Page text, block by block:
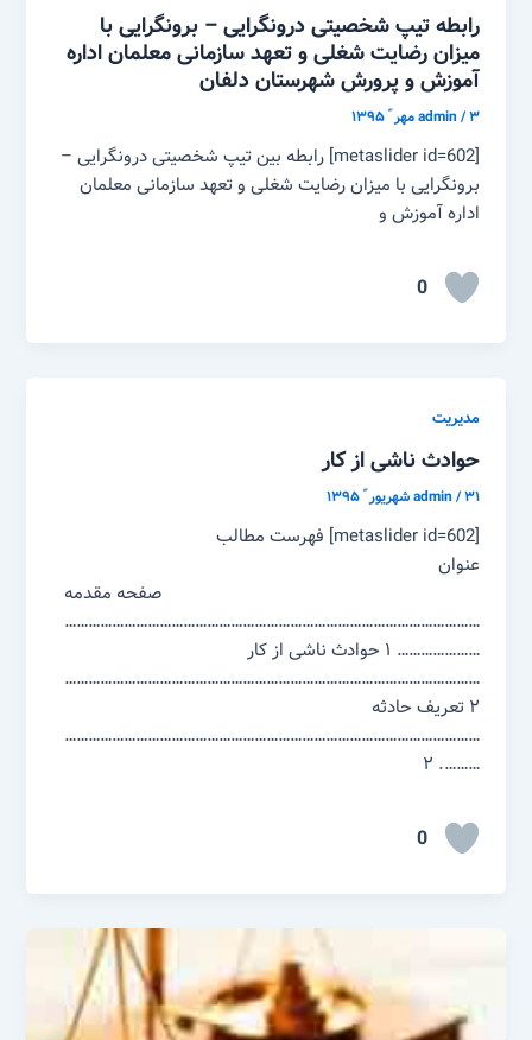
رابطه تیپ شخصیتی درونگرایی – برونگرایی با
میزان رضایت شغلی و تعهد سازمانی معلمان اداره
آموزش و پرورش شهرستان دلفان
admin/۳ مهر ّ ۱۳۹۵
[metaslider id=602] رابطه بین تیپ شخصیتی درونگرایی –
برونگرایی با میزان رضایت شغلی و تعهد سازمانی معلمان
اداره آموزش و
0
مدیریت
حوادث ناشی از کار
admin/۳۱ شهریور ّ ۱۳۹۵
[metaslider id=602] فهرست مطالب
عنوان
صفحه مقدمه
……………………………………………………………………………………………
………………… ۱ حوادث ناشی از کار
……………………………………………………………………………………………
۲ تعریف حادثه
……………………………………………………………………………………………
………. ۲
0